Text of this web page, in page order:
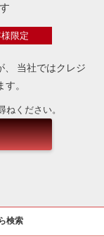
限定
当社ではクレジ
。
ください。
検索